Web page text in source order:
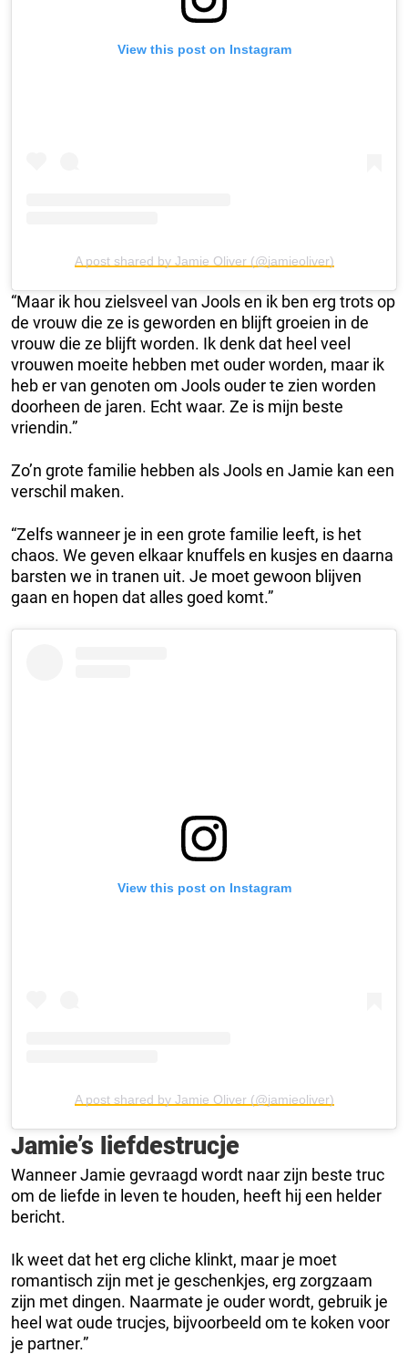
View this post on Instagram
A post shared by Jamie Oliver (@jamieoliver)
“Maar ik hou zielsveel van Jools en ik ben erg trots op
de vrouw die ze is geworden en blijft groeien in de
vrouw die ze blijft worden. Ik denk dat heel veel
vrouwen moeite hebben met ouder worden, maar ik
heb er van genoten om Jools ouder te zien worden
doorheen de jaren. Echt waar. Ze is mijn beste
vriendin.”
Zo’n grote familie hebben als Jools en Jamie kan een
verschil maken.
“Zelfs wanneer je in een grote familie leeft, is het
chaos. We geven elkaar knuffels en kusjes en daarna
barsten we in tranen uit. Je moet gewoon blijven
gaan en hopen dat alles goed komt.”
View this post on Instagram
A post shared by Jamie Oliver (@jamieoliver)
Jamie’s liefdestrucje
Wanneer Jamie gevraagd wordt naar zijn beste truc
om de liefde in leven te houden, heeft hij een helder
bericht.
Ik weet dat het erg cliche klinkt, maar je moet
romantisch zijn met je geschenkjes, erg zorgzaam
zijn met dingen. Naarmate je ouder wordt, gebruik je
heel wat oude trucjes, bijvoorbeeld om te koken voor
je partner.”